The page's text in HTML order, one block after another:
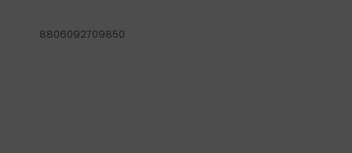
8806092709850